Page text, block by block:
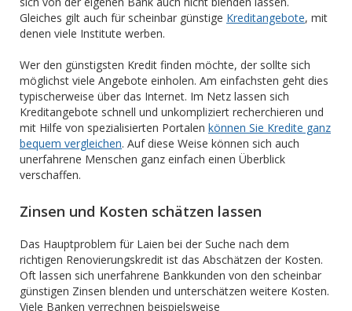
Gleiches gilt auch für scheinbar günstige Kreditangebote, mit
denen viele Institute werben.
Wer den günstigsten Kredit finden möchte, der sollte sich
möglichst viele Angebote einholen. Am einfachsten geht dies
typischerweise über das Internet. Im Netz lassen sich
Kreditangebote schnell und unkompliziert recherchieren und
mit Hilfe von spezialisierten Portalen können Sie Kredite ganz
bequem vergleichen. Auf diese Weise können sich auch
unerfahrene Menschen ganz einfach einen Überblick
verschaffen.
Zinsen und Kosten schätzen lassen
Das Hauptproblem für Laien bei der Suche nach dem
richtigen Renovierungskredit ist das Abschätzen der Kosten.
Oft lassen sich unerfahrene Bankkunden von den scheinbar
günstigen Zinsen blenden und unterschätzen weitere Kosten.
Viele Banken verrechnen beispielsweise